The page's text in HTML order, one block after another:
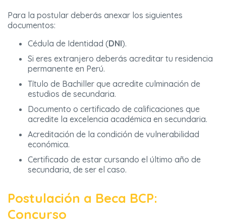
Para la postular deberás anexar los siguientes
documentos:
Cédula de Identidad (DNI).
Si eres extranjero deberás acreditar tu residencia
permanente en Perú.
Título de Bachiller que acredite culminación de
estudios de secundaria.
Documento o certificado de calificaciones que
acredite la excelencia académica en secundaria.
Acreditación de la condición de vulnerabilidad
económica.
Certificado de estar cursando el último año de
secundaria, de ser el caso.
Postulación a Beca BCP:
Concurso